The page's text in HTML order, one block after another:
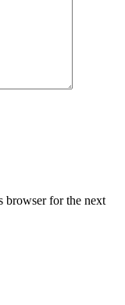
browser for the next